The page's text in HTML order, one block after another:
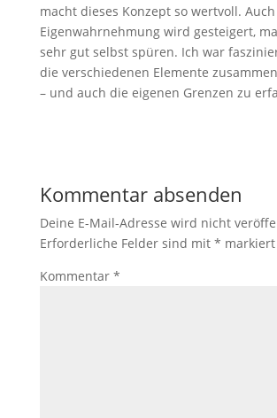
macht dieses Konzept so wertvoll.
Eigenwahrnehmung wird gesteigert,
sehr gut selbst spüren. Ich war
die verschiedenen Elemente
– und auch die eigenen Grenzen zu
Kommentar absenden
Deine E-Mail-Adresse wird nicht
Erforderliche Felder sind mit * markiert
Kommentar *